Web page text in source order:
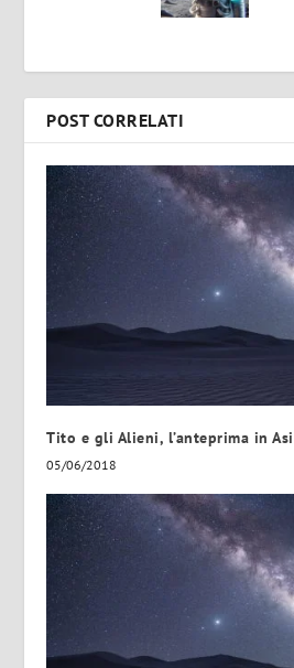
POST CORRELATI
Tito e gli Alieni, l’anteprima in Asi
05/06/2018